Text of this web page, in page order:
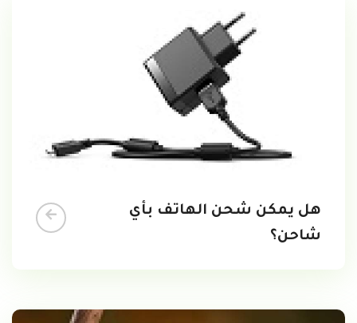
هل يمكن شحن الهاتف بأي
شاحن؟